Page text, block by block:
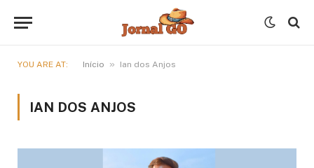
YOU ARE AT: Início » Ian dos Anjos
IAN DOS ANJOS